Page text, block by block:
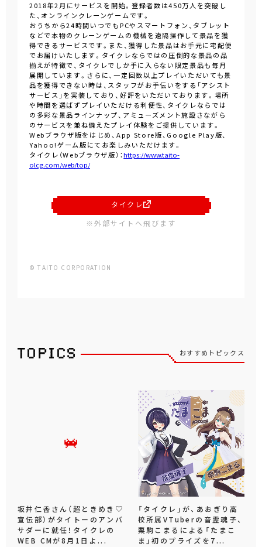
2018年2月にサービスを開始。登録者数は450万人を突破し
た、オンラインクレーンゲームです。
おうちから24時間いつでもPCやスマートフォン、タブレット
などで本物のクレーンゲームの機械を遠隔操作して景品を獲
得できるサービスです。また、獲得した景品はお手元に宅配便
でお届けいたします。タイクレならではの圧倒的な景品の品
揃えが特徴で、タイクレでしか手に入らない限定景品も毎月
展開しています。さらに、一定回数以上プレイいただいても景
品を獲得できない時は、スタッフがお手伝いをする「アシスト
サービス」を実装しており、好評をいただいております。場所
や時間を選ばずプレイいただける利便性、タイクレならでは
の多彩な景品ラインナップ、アミューズメント施設さながら
のサービスを兼ね備えたプレイ体験をご提供しています。
Webブラウザ版をはじめ、App Store版、Google Play版、
Yahoo!ゲーム版にてお楽しみいただけます。
タイクレ（Webブラウザ版）：https://www.taito-
olcg.com/web/top/
タイクレ
※外部サイトへ飛びます
© TAITO CORPORATION
おすすめトピックス
坂井仁香さん（超ときめき♡
宣伝部）がタイトーのアンバ
サダーに就任！タイクレの
WEB CMが8月1日よ...
「タイクレ」が、あおぎり高
校所属VTuberの音霊魂子、
栗駒こまるによる「たまこ
ま」初のプライズを7...